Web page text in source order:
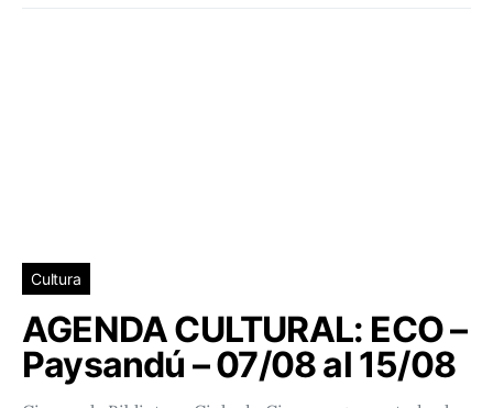
Cultura
AGENDA CULTURAL: ECO –
Paysandú – 07/08 al 15/08